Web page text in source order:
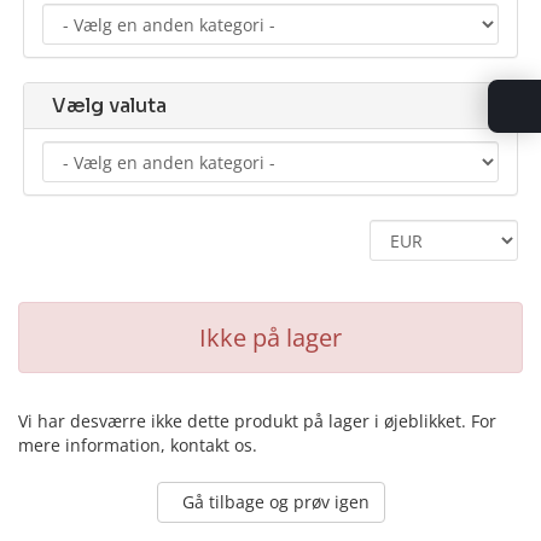
Vælg valuta
Ikke på lager
Vi har desværre ikke dette produkt på lager i øjeblikket. For
mere information, kontakt os.
Gå tilbage og prøv igen